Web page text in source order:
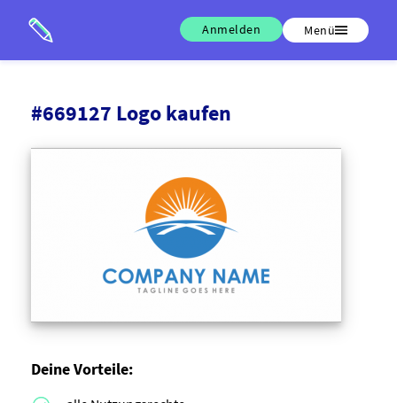
Anmelden Menü
#669127 Logo kaufen
Deine Vorteile: